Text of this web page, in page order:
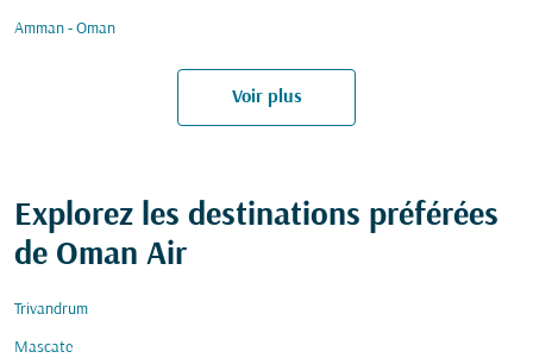
Amman - Oman
Voir plus
Explorez les destinations préférées
de Oman Air
Trivandrum
Mascate